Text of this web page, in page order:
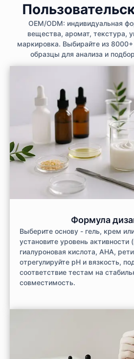
OEM/ODM: индивидуальная
вещества, аромат, текстура,
маркировка. Выбирайте из
образцы для анализа и
Формула
Выберите основу - гель, крем
установите уровень активности
гиалуроновая кислота, AHA,
отрегулируйте pH и вязкость,
соответствие тестам на
совместимость.